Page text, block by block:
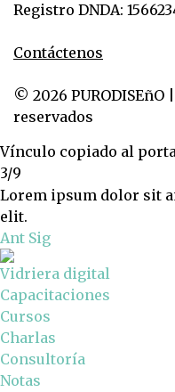
Registro DNDA:
Contáctenos
© 2026
reservados
Vínculo copiado al
3/9
Lorem ipsum dolor sit
elit.
Ant Sig
Vidriera digital
Capacitaciones
Cursos
Charlas
Consultoría
Notas